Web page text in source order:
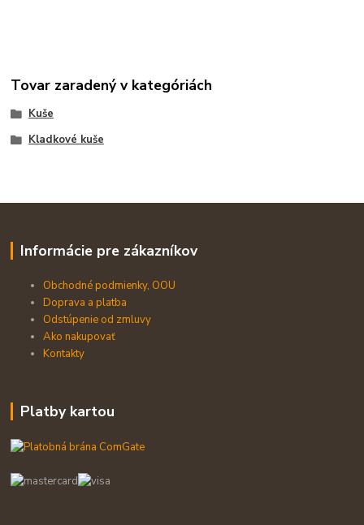
Tovar zaradený v kategóriách
Kuše
Kladkové kuše
Informácie pre zákazníkov
Obchodné podmienky, OOU
Doprava a platba
Odstúpenie od zmluvy
Ako nakupovať
Kontakty
Platby kartou